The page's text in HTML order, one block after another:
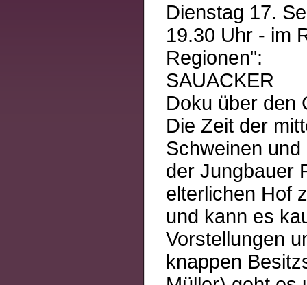
Dienstag 17.
19.30 Uhr - im
Regionen":
SAUACKER
Doku über den
Die Zeit der
Schweinen
der Jungbauer
elterlichen Hof
und kann es
Vorstellungen
knappen